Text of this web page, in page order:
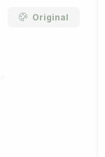
Original